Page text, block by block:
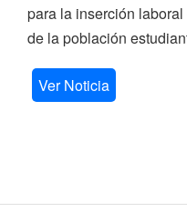
para la inserción
de la población
Ver Noticia